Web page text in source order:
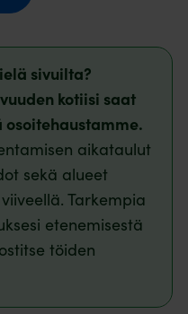
sivuilta?
kotiisi saat
aikataulut
sekä alueet
Tarkempia
etenemisestä
töiden